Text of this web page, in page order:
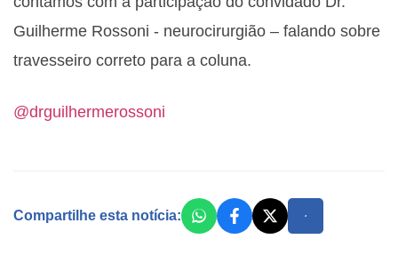
Guilherme Rossoni - neurocirurgião – falando sobre
travesseiro correto para a coluna.
@drguilhermerossoni
Compartilhe esta notícia: